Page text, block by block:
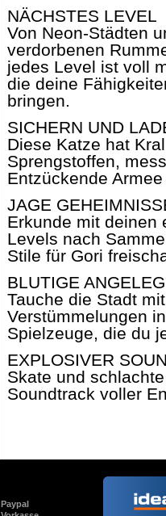
NÄCHSTES LEVEL
Von Neon-Städten
verdorbenen
jedes Level ist voll
die deine
bringen.
SICHERN UND
Diese Katze hat
Sprengstoffen,
Entzückende
JAGE
Erkunde mit deinen
Levels nach
Stile für Gori
BLUTIGE
Tauche die Stadt
Verstümmelungen
Spielzeuge, die du
EXPLOSIVER
Skate und
Soundtrack voller
Paypal